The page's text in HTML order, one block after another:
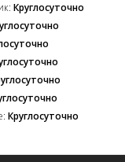
Круглосуточно
Круглосуточно